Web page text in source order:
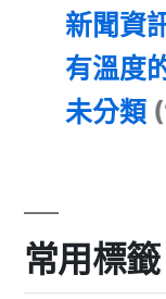
新聞資
有溫度
未分類
常用標籤